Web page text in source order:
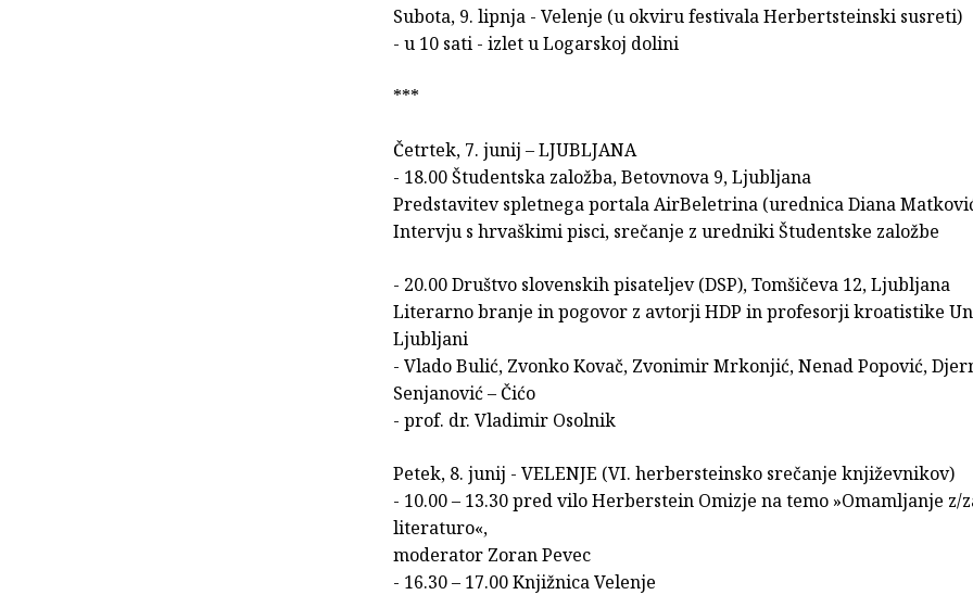
Subota, 9. lipnja - Velenje (u okviru festivala Herbertsteinski susreti)
- u 10 sati - izlet u Logarskoj dolini
***
Četrtek, 7. junij – LJUBLJANA
- 18.00 Študentska založba, Betovnova 9, Ljubljana
Predstavitev spletnega portala AirBeletrina (urednica Diana
Intervju s hrvaškimi pisci, srečanje z uredniki Študentske založbe
- 20.00 Društvo slovenskih pisateljev (DSP), Tomšičeva 12, Ljubljana
Literarno branje in pogovor z avtorji HDP in profesorji kroatistike
Ljubljani
- Vlado Bulić, Zvonko Kovač, Zvonimir Mrkonjić, Nenad Popović,
Senjanović – Čićo
- prof. dr. Vladimir Osolnik
Petek, 8. junij - VELENJE (VI. herbersteinsko srečanje književnikov)
- 10.00 – 13.30 pred vilo Herberstein Omizje na temo »Omamljanje z/
literaturo«,
moderator Zoran Pevec
- 16.30 – 17.00 Knjižnica Velenje